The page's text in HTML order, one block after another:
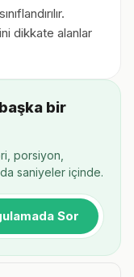
dikkate alanlar
bir
porsiyon,
saniyeler içinde.
Sor